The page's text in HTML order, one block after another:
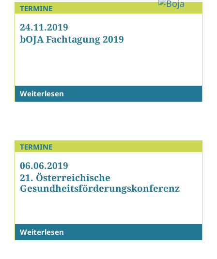
TERMINE
24.11.2019
bOJA Fachtagung 2019
Weiterlesen
TERMINE
06.06.2019
21. Österreichische
Gesundheitsförderungskonferenz
Weiterlesen